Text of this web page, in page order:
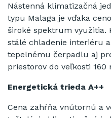
Nástenná klimatizačná
typu Malaga je vďaka
široké spektrum využitia.
stálé chladenie interiéru
tepelnému čerpadlu aj
priestorov do veľkosti 160
Energetická trieda A++
Cena zahŕňa vnútornú a